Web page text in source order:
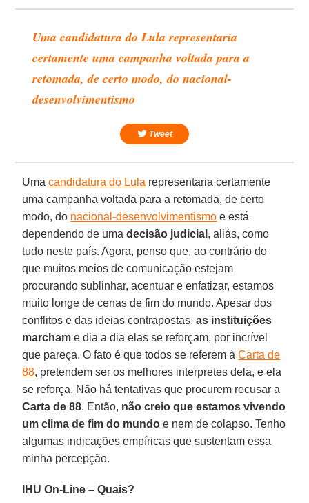
Uma candidatura do Lula representaria
certamente uma campanha voltada para a
retomada, de certo modo, do nacional-
desenvolvimentismo
Tweet
Umacandidatura do Lula representaria certamente
uma campanha voltada para a retomada, de certo
modo, do nacional-desenvolvimentismo e está
dependendo de umadecisão judicial , aliás, como
tudo neste país. Agora, penso que, ao contrário do
que muitos meios de comunicação estejam
procurando sublinhar, acentuar e enfatizar, estamos
muito longe de cenas de fim do mundo. Apesar dos
conflitos e das ideias contrapostas,as instituições
marcham e dia a dia elas se reforçam, por incrível
que pareça. O fato é que todos se referem àCarta de
88, pretendem ser os melhores interpretes dela, e ela
se reforça. Não há tentativas que procurem recusar a
Carta de 88. Então, não creio que estamos vivendo
um clima de fim do mundo e nem de colapso. Tenho
algumas indicações empíricas que sustentam essa
minha percepção.
IHU On-Line – Quais?